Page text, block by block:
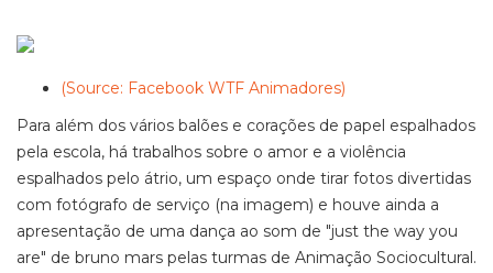
(Source: Facebook WTF Animadores)
Para além dos vários balões e corações de papel espalhados
pela escola, há trabalhos sobre o amor e a violência
espalhados pelo átrio, um espaço onde tirar fotos divertidas
com fotógrafo de serviço (na imagem) e houve ainda a
apresentação de uma dança ao som de "just the way you
are" de bruno mars pelas turmas de Animação Sociocultural.